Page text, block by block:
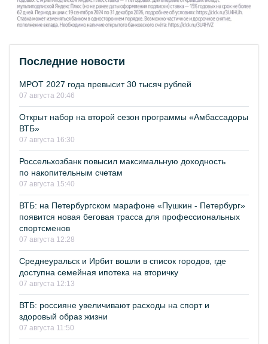
Последние новости
МРОТ 2027 года превысит 30 тысяч рублей
07 августа 20:46
Открыт набор на второй сезон программы «Амбассадоры
ВТБ»
07 августа 16:30
Россельхозбанк повысил максимальную доходность
по накопительным счетам
07 августа 15:40
ВТБ: на Петербургском марафоне «Пушкин - Петербург»
появится новая беговая трасса для профессиональных
спортсменов
07 августа 12:28
Среднеуральск и Ирбит вошли в список городов, где
доступна семейная ипотека на вторичку
07 августа 12:13
ВТБ: россияне увеличивают расходы на спорт и
здоровый образ жизни
07 августа 11:50